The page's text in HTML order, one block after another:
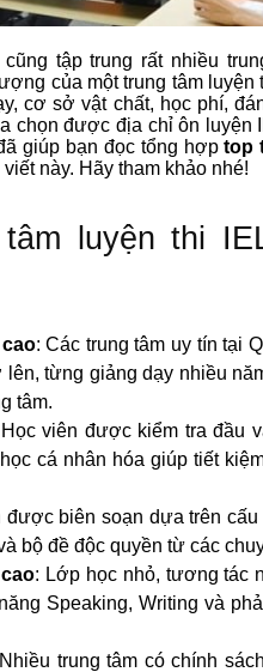
tập trung rất nhiều
của một trung tâm luyện
cơ sở vật chất, học phí,
chọn được địa chỉ ôn luyện
giúp bạn đọc tổng hợptop
này. Hãy tham khảo nhé!
luyện thi
: Các trung tâm uy tín tại
từng giảng dạy nhiều
tâm.
viên được kiểm tra đầu
cá nhân hóa giúp tiết
được biên soạn dựa trên cấu
bộ đề độc quyền từ các
: Lớp học nhỏ, tương tác
Speaking, Writing và
trung tâm có chính